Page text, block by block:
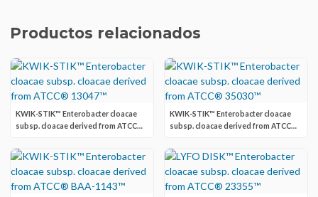
Productos relacionados
KWIK-STIK™ Enterobacter cloacae
subsp. cloacae derived from ATCC®
KWIK-STIK™ Enterobacter cloacae
subsp. cloacae derived from ATCC®